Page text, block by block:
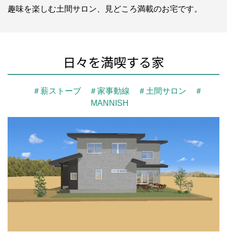
趣味を楽しむ土間サロン、見どころ満載のお宅です。
日々を満喫する家
＃薪ストーブ ＃家事動線 ＃土間サロン ＃
MANNISH